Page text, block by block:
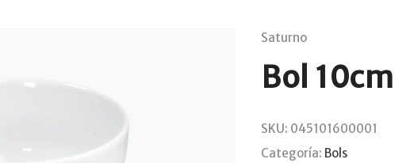
Saturno
Bol 10cm
SKU: 045101600001
Categoría: Bols